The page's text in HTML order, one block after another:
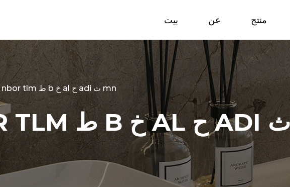
بيت عن منتج
ص nbor tlm ط b خ al ح adi ث mn